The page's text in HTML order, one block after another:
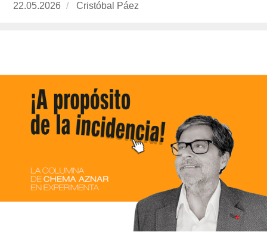
Publicado
22.05.2026
https://www.experimenta.es/author/cristobal-
Cristóbal Páez